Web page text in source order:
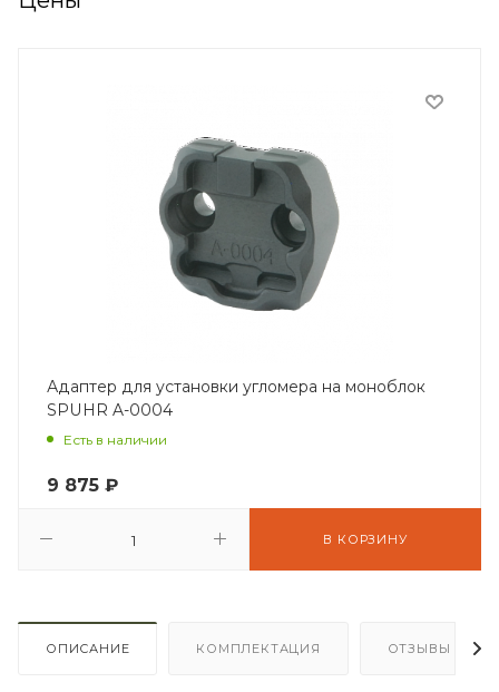
Адаптер для установки угломера на моноблок
SPUHR A-0004
Есть в наличии
9 875 ₽
В КОРЗИНУ
ОПИСАНИЕ КОМПЛЕКТАЦИЯ ОТЗЫВЫ